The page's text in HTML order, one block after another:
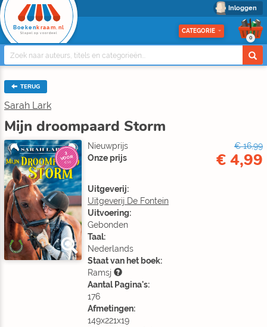
Inloggen
Boeken kraam.nl
Stapel op voordeel CATEGORIE
0
TERUG
Sarah Lark
Mijn droompaard Storm
3
VOOR
€10
Nieuwprijs
€ 16,99
Onze prijs
€ 4,99
Uitgeverij:
Uitgeverij De Fontein
Uitvoering:
Gebonden
Taal:
Nederlands
Staat van het boek:
Ramsj
Aantal Pagina's:
176
Afmetingen:
149x221x19